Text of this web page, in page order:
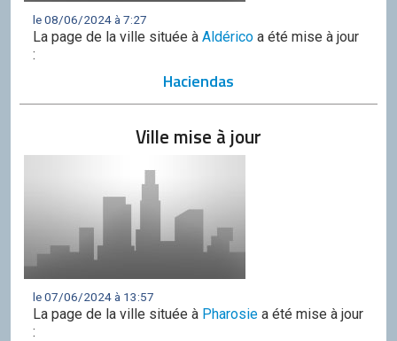
le 08/06/2024 à 7:27
La page de la ville située à Aldérico a été mise à jour
:
Haciendas
Ville mise à jour
le 07/06/2024 à 13:57
La page de la ville située à Pharosie a été mise à jour
: